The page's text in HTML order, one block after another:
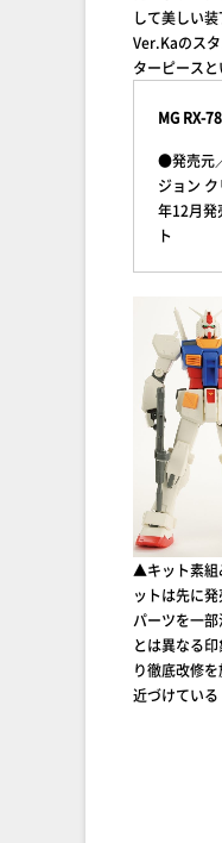
して美しい
Ver.Kaのス
ターピースと
MG RX-
●発売元
ジョン
年12月
ト
▲キット素組
ットは先に
パーツを一
とは異なる
り徹底改修
近づけている